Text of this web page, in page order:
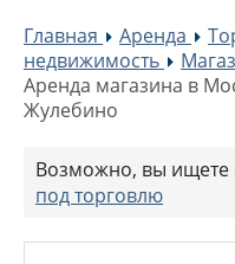
Главная »
Аренда »
недвижимость
»
Аренда магазина в
Жулебино
Возможно, вы
под торговлю